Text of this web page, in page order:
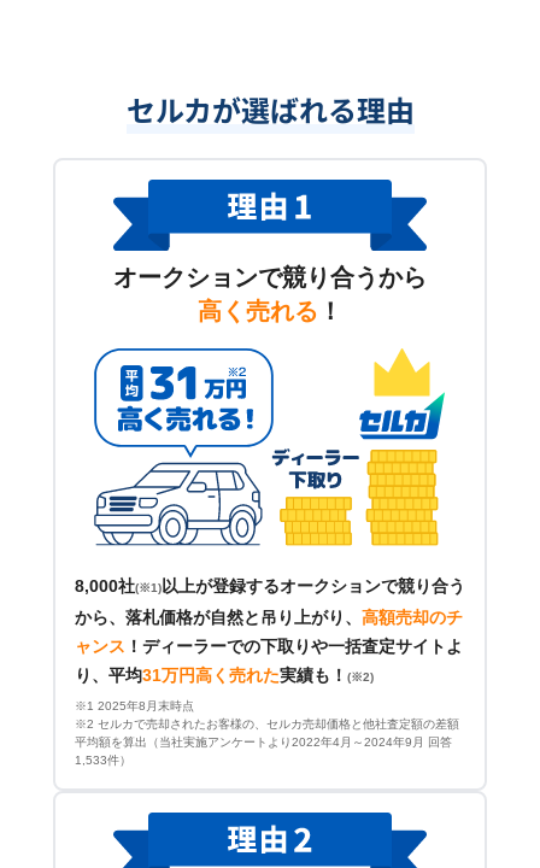
セルカが選ばれる理由
オークションで競り合うから
高く売れる ！
8,000社(※1)以上が登録するオークションで競り合う
から、落札価格が自然と吊り上がり、 高額売却のチ
ャンス ！ ディーラーでの下取りや一括査定サイトよ
り、平均31万円高く売れた実績も！ (※2)
※1 2025年8月末時点
※2 セルカで売却されたお客様の、セルカ売却価格と他社査定額の差額
平均額を算出（当社実施アンケートより2022年4月～2024年9月 回答
1,533件）